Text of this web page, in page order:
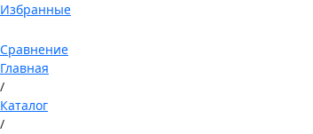
Избранные
Сравнение
Главная
/
Каталог
/